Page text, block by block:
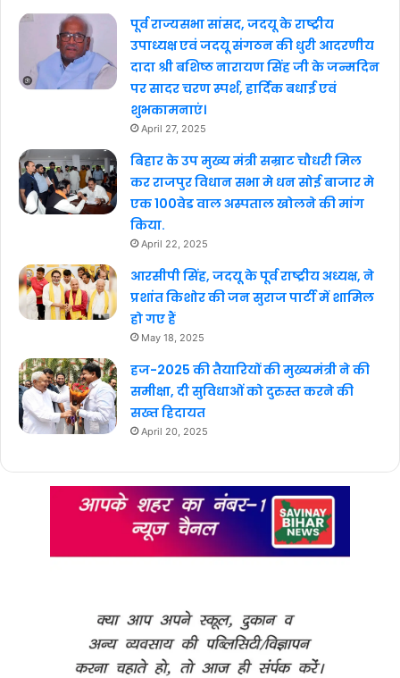
पूर्व राज्यसभा सांसद, जदयू के राष्ट्रीय
उपाध्यक्ष एवं जदयू संगठन की धुरी आदरणीय
दादा श्री बशिष्ठ नारायण सिंह जी के जन्मदिन
पर सादर चरण स्पर्श, हार्दिक बधाई एवं
शुभकामनाएं।
April 27, 2025
बिहार के उप मुख्य मंत्री सम्राट चौधरी मिल
कर राजपुर विधान सभा मे धन सोई बाजार मे
एक 100वेड वाल अस्पताल खोलने की मांग
किया.
April 22, 2025
आरसीपी सिंह, जदयू के पूर्व राष्ट्रीय अध्यक्ष, ने
प्रशांत किशोर की जन सुराज पार्टी में शामिल
हो गए हैं
May 18, 2025
हज-2025 की तैयारियों की मुख्यमंत्री ने की
समीक्षा, दी सुविधाओं को दुरुस्त करने की
सख्त हिदायत
April 20, 2025